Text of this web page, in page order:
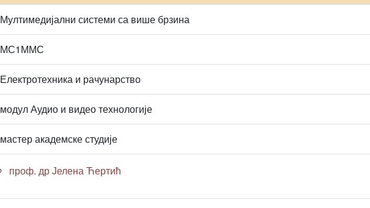
Мултимедијални системи са више брзина
МС1ММС
Електротехника и рачунарство
модул Аудио и видео технологије
мастер академске студије
проф. др Јелена Ћертић